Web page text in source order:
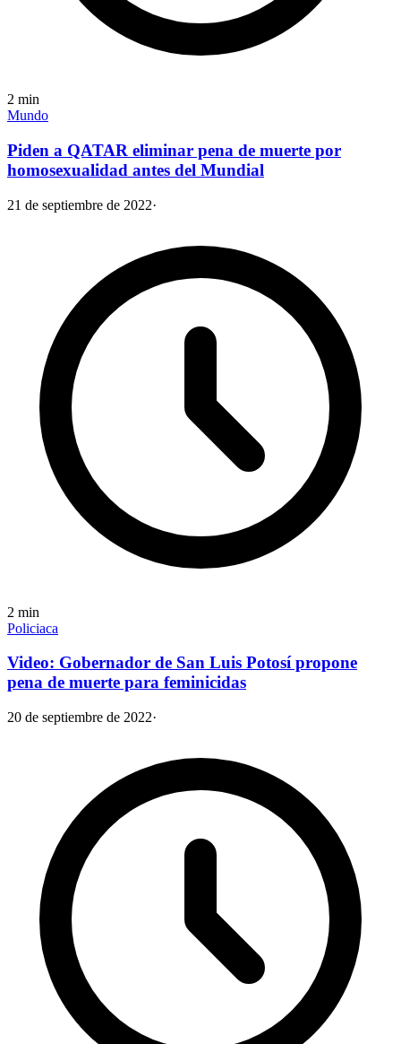
2 min
Mundo
Piden a QATAR eliminar pena de muerte por
homosexualidad antes del Mundial
21 de septiembre de 2022·
2 min
Policiaca
Video: Gobernador de San Luis Potosí propone
pena de muerte para feminicidas
20 de septiembre de 2022·